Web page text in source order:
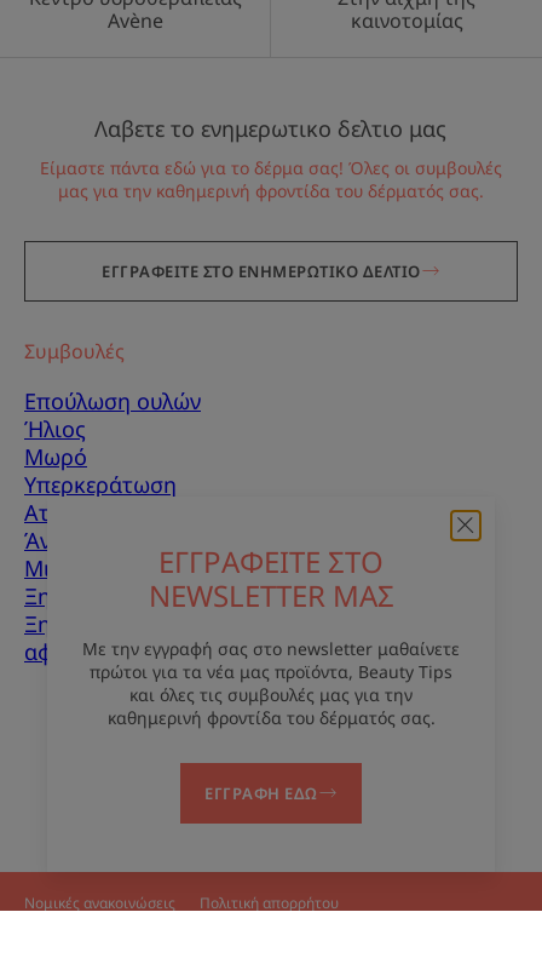
ΕΓΓΡΑΦΕΙΤΕ ΣΤΟ
NEWSLETTER ΜΑΣ
Με την εγγραφή σας στο newsletter μαθαίνετε
πρώτοι για τα νέα μας προϊόντα, Beauty Tips
και όλες τις συμβουλές μας για την
καθημερινή φροντίδα του δέρματός σας.
ΕΓΓΡΑΦΗ ΕΔΩ
Avène
καινοτομίας
Λαβετε το ενημερωτικο δελτιο μας
Είμαστε πάντα εδώ για το δέρμα σας! Όλες οι συμβουλές
μας για την καθημερινή φροντίδα του δέρματός σας.
ΕΓΓΡΑΦΕΙΤΕ ΣΤΟ ΕΝΗΜΕΡΩΤΙΚΟ ΔΕΛΤΙΟ
Συμβουλές
Επούλωση ουλών
Ήλιος
Μωρό
Υπερκεράτωση
Ατέλειες δέρματος
Άνδρες
Μικτό δέρμα
Ξηρό δέρμα
Ξηρότητα και
αφυδάτωση
Σχετικά με εμάς
ΕπικοινωνίαΣυχνές ερωτήσεις
Νομικές ανακοινώσεις
Πολιτική απορρήτου